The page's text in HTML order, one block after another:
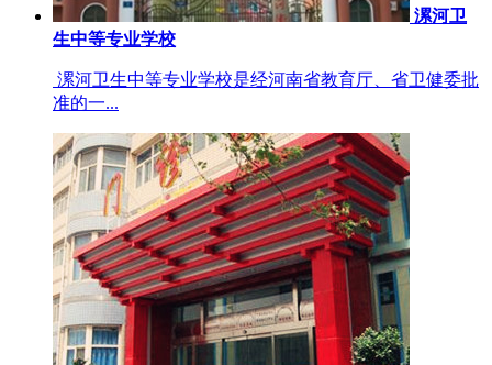
漯河卫
生中等专业学校
漯河卫生中等专业学校是经河南省教育厅、省卫健委批
准的一...